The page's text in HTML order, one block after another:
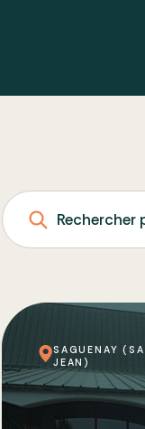
Rechercher
SAGUENAY
JEAN)